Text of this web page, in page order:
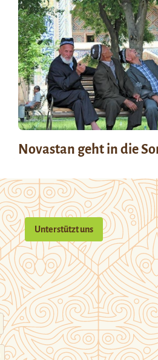
Novastan geht in die
Unterstützt uns